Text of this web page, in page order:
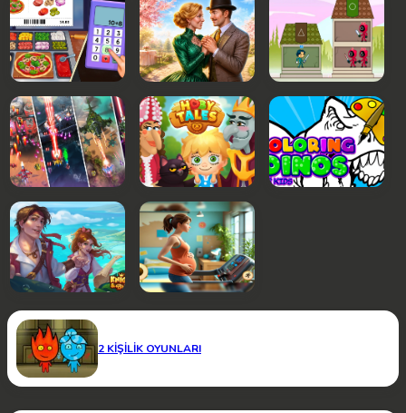
2 KIŞILIK OYUNLARI